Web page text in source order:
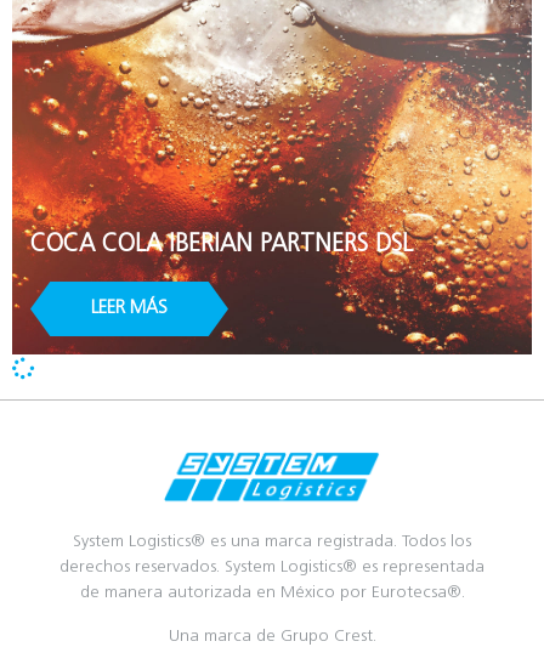
COCA COLA IBERIAN PARTNERS DSL
LEER MÁS
System Logistics® es una marca registrada. Todos los
derechos reservados. System Logistics® es representada
de manera autorizada en México por Eurotecsa®.
Una marca de Grupo Crest.